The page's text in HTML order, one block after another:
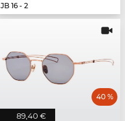
JB 16 - 2
89,40 €
40 %